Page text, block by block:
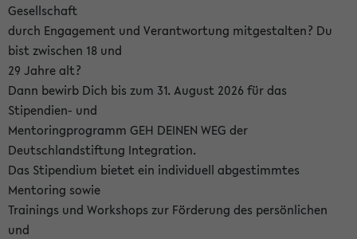
Gesellschaft
durch Engagement und Verantwortung mitgestalten? Du
bist zwischen 18 und
29 Jahre alt?
Dann bewirb Dich bis zum 31. August 2026 für das
Stipendien- und
Mentoringprogramm GEH DEINEN WEG der
Deutschlandstiftung Integration.
Das Stipendium bietet ein individuell abgestimmtes
Mentoring sowie
Trainings und Workshops zur Förderung des persönlichen
und